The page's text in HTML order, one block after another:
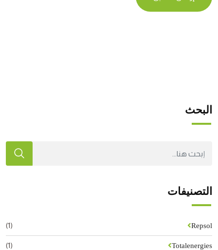
البحث
التصنيفات
Repsol
(1)
Totalenergies
(1)